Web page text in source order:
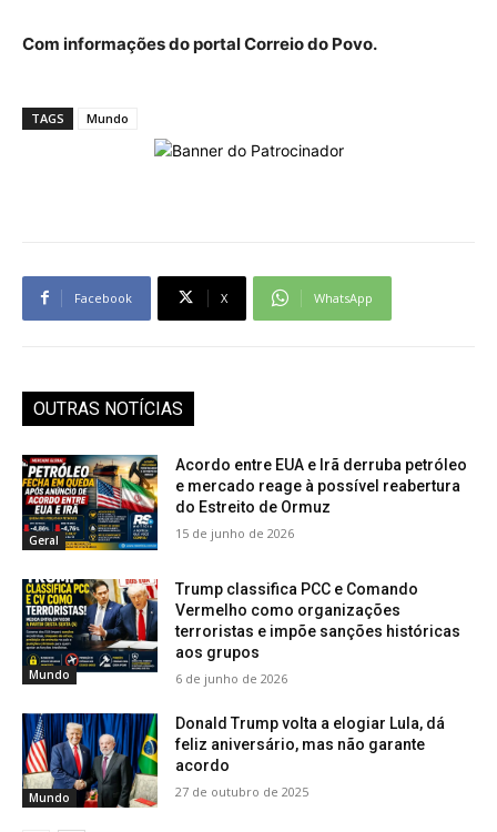
Com informações do portal Correio do Povo.
TAGS Mundo
Facebook X WhatsApp
OUTRAS NOTÍCIAS
Geral
Acordo entre EUA e Irã derruba petróleo
e mercado reage à possível reabertura
do Estreito de Ormuz
15 de junho de 2026
Mundo
Trump classifica PCC e Comando
Vermelho como organizações
terroristas e impõe sanções históricas
aos grupos
6 de junho de 2026
Mundo
Donald Trump volta a elogiar Lula, dá
feliz aniversário, mas não garante
acordo
27 de outubro de 2025